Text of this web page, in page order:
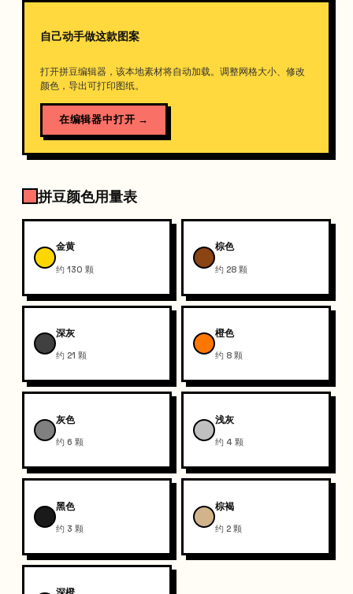
自己动手做这款图案
打开拼豆编辑器，该本地素材将自动加载。调整网格大小、修改
颜色，导出可打印图纸。
在编辑器中打开 →
拼豆颜色用量表
金黄
约 130 颗
棕色
约 28 颗
深灰
约 21 颗
橙色
约 8 颗
灰色
约 6 颗
浅灰
约 4 颗
黑色
约 3 颗
棕褐
约 2 颗